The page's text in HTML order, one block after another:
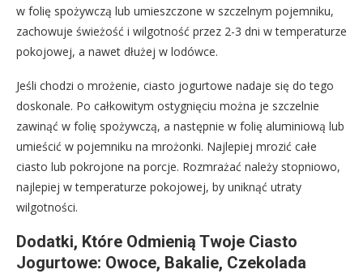
w folię spożywczą lub umieszczone w szczelnym pojemniku,
zachowuje świeżość i wilgotność przez 2-3 dni w temperaturze
pokojowej, a nawet dłużej w lodówce.
Jeśli chodzi o mrożenie, ciasto jogurtowe nadaje się do tego
doskonale. Po całkowitym ostygnięciu można je szczelnie
zawinąć w folię spożywczą, a następnie w folię aluminiową lub
umieścić w pojemniku na mrożonki. Najlepiej mrozić całe
ciasto lub pokrojone na porcje. Rozmrażać należy stopniowo,
najlepiej w temperaturze pokojowej, by uniknąć utraty
wilgotności.
Dodatki, Które Odmienią Twoje Ciasto
Jogurtowe: Owoce, Bakalie, Czekolada